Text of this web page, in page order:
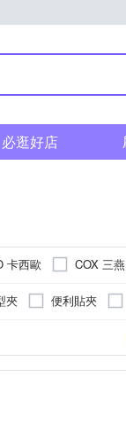
必逛好店
卡西歐 COX 三燕
美克司 MBS 萬
力田 同春
夾 便利貼夾
筆
片盒 筆筒